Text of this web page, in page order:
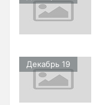
Декабрь 19